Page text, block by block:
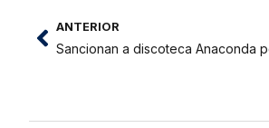
ANTERIOR